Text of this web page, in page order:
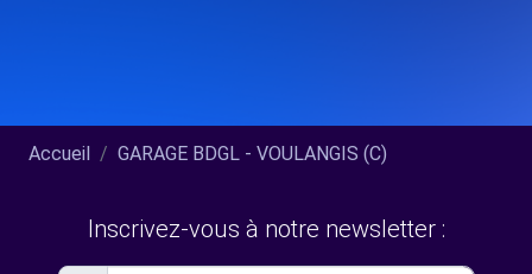
Accueil GARAGE BDGL - VOULANGIS (C)
Inscrivez-vous à notre newsletter :